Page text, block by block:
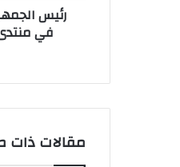
رئيس
في
مقالات ذات